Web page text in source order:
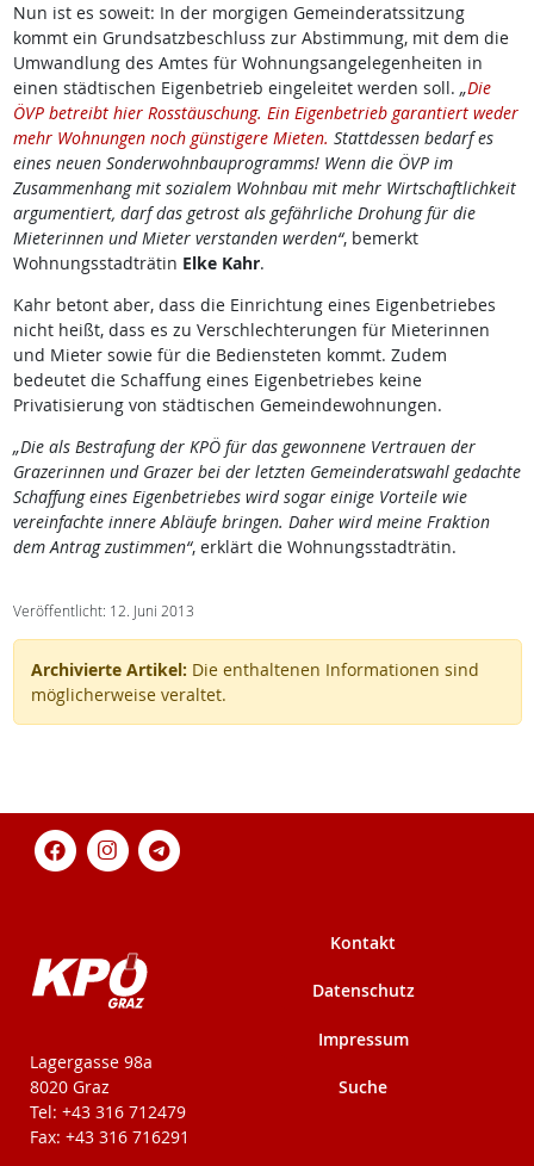
Nun ist es soweit: In der morgigen Gemeinderatssitzung
kommt ein Grundsatzbeschluss zur Abstimmung, mit dem die
Umwandlung des Amtes für Wohnungsangelegenheiten in
einen städtischen Eigenbetrieb eingeleitet werden soll. „Die
ÖVP betreibt hier Rosstäuschung. Ein Eigenbetrieb garantiert weder
mehr Wohnungen noch günstigere Mieten. Stattdessen bedarf es
eines neuen Sonderwohnbauprogramms! Wenn die ÖVP im
Zusammenhang mit sozialem Wohnbau mit mehr Wirtschaftlichkeit
argumentiert, darf das getrost als gefährliche Drohung für die
Mieterinnen und Mieter verstanden werden“, bemerkt
Wohnungsstadträtin Elke Kahr.
Kahr betont aber, dass die Einrichtung eines Eigenbetriebes
nicht heißt, dass es zu Verschlechterungen für Mieterinnen
und Mieter sowie für die Bediensteten kommt. Zudem
bedeutet die Schaffung eines Eigenbetriebes keine
Privatisierung von städtischen Gemeindewohnungen.
„Die als Bestrafung der KPÖ für das gewonnene Vertrauen der
Grazerinnen und Grazer bei der letzten Gemeinderatswahl gedachte
Schaffung eines Eigenbetriebes wird sogar einige Vorteile wie
vereinfachte innere Abläufe bringen. Daher wird meine Fraktion
dem Antrag zustimmen“, erklärt die Wohnungsstadträtin.
Veröffentlicht: 12. Juni 2013
Archivierte Artikel: Die enthaltenen Informationen sind
möglicherweise veraltet.
KPÖ-Steiermark
Lagergasse 98a
8020 Graz
Tel: +43 316 712479
Fax: +43 316 716291
Kontakt
Datenschutz
Impressum
Suche